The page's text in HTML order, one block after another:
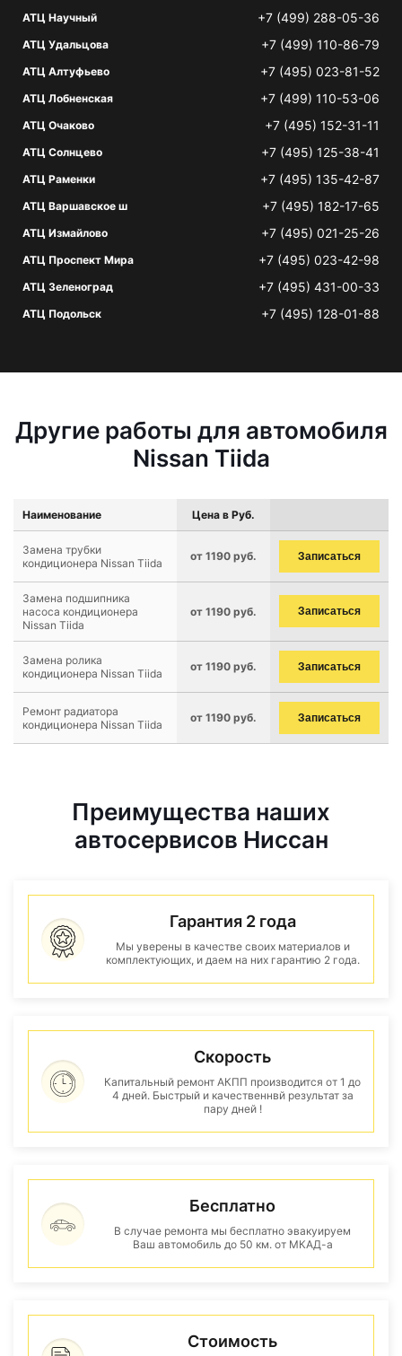
АТЦ Научный +7 (499) 288-05-36
АТЦ Удальцова +7 (499) 110-86-79
АТЦ Алтуфьево +7 (495) 023-81-52
АТЦ Лобненская +7 (499) 110-53-06
АТЦ Очаково +7 (495) 152-31-11
АТЦ Солнцево +7 (495) 125-38-41
АТЦ Раменки +7 (495) 135-42-87
АТЦ Варшавское ш +7 (495) 182-17-65
АТЦ Измайлово +7 (495) 021-25-26
АТЦ Проспект Мира +7 (495) 023-42-98
АТЦ Зеленоград +7 (495) 431-00-33
АТЦ Подольск +7 (495) 128-01-88
Другие работы для автомобиля
Nissan Tiida
Наименование Цена в Руб.
Замена трубки
кондиционера Nissan Tiida
от 1190 руб. Записаться
Замена подшипника
насоса кондиционера
Nissan Tiida
от 1190 руб. Записаться
Замена ролика
кондиционера Nissan Tiida
от 1190 руб. Записаться
Ремонт радиатора
кондиционера Nissan Tiida
от 1190 руб. Записаться
Преимущества наших
автосервисов Ниссан
Гарантия 2 года
Мы уверены в качестве своих материалов и
комплектующих, и даем на них гарантию 2 года.
Скорость
Капитальный ремонт АКПП производится от 1 до
4 дней. Быстрый и качественнвй результат за
пару дней !
Бесплатно
В случае ремонта мы бесплатно эвакуируем
Ваш автомобиль до 50 км. от МКАД-а
Стоимость